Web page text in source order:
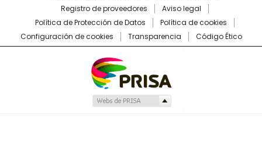
Registro de proveedores
Aviso legal
Política de Protección de Datos
Política de cookies
Configuración de cookies
Transparencia Código Ético